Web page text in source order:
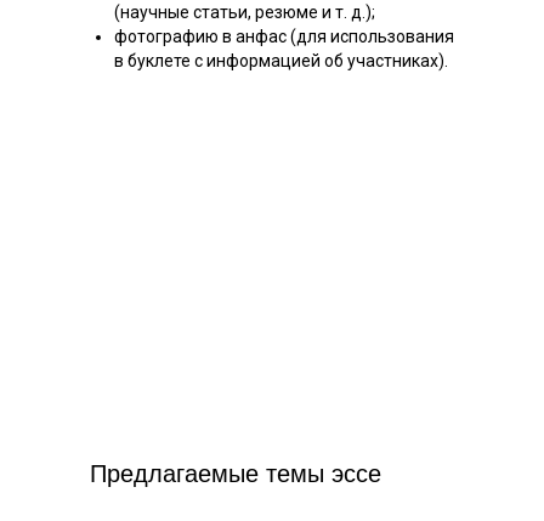
(научные статьи, резюме и т. д.);
фотографию в анфас (для использования
в буклете с информацией об участниках).
Предлагаемые темы эссе